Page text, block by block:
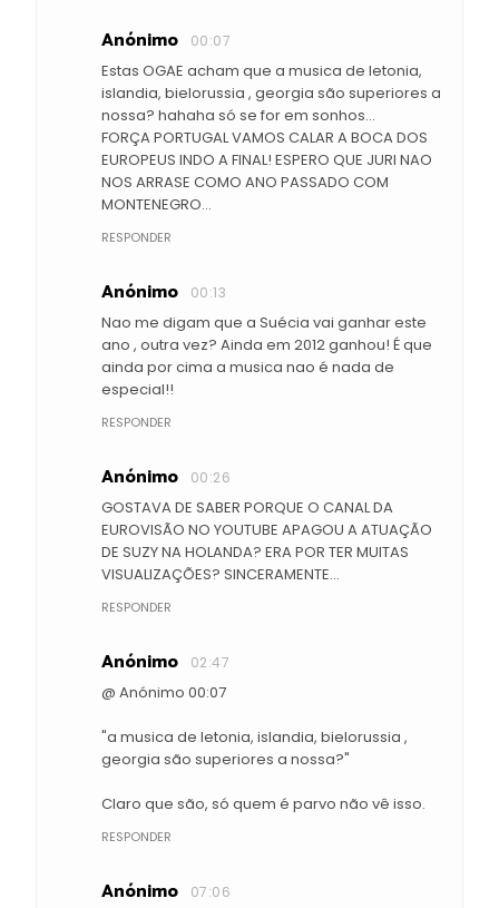
Anónimo 00:07
Estas OGAE acham que a musica de letonia,
islandia, bielorussia , georgia são superiores a
nossa? hahaha só se for em sonhos...
FORÇA PORTUGAL VAMOS CALAR A BOCA DOS
EUROPEUS INDO A FINAL! ESPERO QUE JURI NAO
NOS ARRASE COMO ANO PASSADO COM
MONTENEGRO...
RESPONDER
Anónimo 00:13
Nao me digam que a Suécia vai ganhar este
ano , outra vez? Ainda em 2012 ganhou! É que
ainda por cima a musica nao é nada de
especial!!
RESPONDER
Anónimo 00:26
GOSTAVA DE SABER PORQUE O CANAL DA
EUROVISÃO NO YOUTUBE APAGOU A ATUAÇÃO
DE SUZY NA HOLANDA? ERA POR TER MUITAS
VISUALIZAÇÕES? SINCERAMENTE...
RESPONDER
Anónimo 02:47
@ Anónimo 00:07
"a musica de letonia, islandia, bielorussia ,
georgia são superiores a nossa?"
Claro que são, só quem é parvo não vê isso.
RESPONDER
Anónimo 07:06